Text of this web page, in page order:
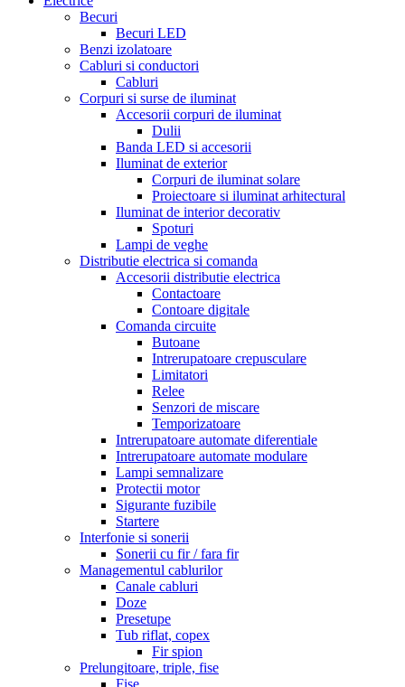
Becuri
Becuri LED
Benzi izolatoare
Cabluri si conductori
Cabluri
Corpuri si surse de iluminat
Accesorii corpuri de iluminat
Dulii
Banda LED si accesorii
Iluminat de exterior
Corpuri de iluminat solare
Proiectoare si iluminat arhitectural
Iluminat de interior decorativ
Spoturi
Lampi de veghe
Distributie electrica si comanda
Accesorii distributie electrica
Contactoare
Contoare digitale
Comanda circuite
Butoane
Intrerupatoare crepusculare
Limitatori
Relee
Senzori de miscare
Temporizatoare
Intrerupatoare automate diferentiale
Intrerupatoare automate modulare
Lampi semnalizare
Protectii motor
Sigurante fuzibile
Startere
Interfonie si sonerii
Sonerii cu fir / fara fir
Managementul cablurilor
Canale cabluri
Doze
Presetupe
Tub riflat, copex
Fir spion
Prelungitoare, triple, fise
Fise